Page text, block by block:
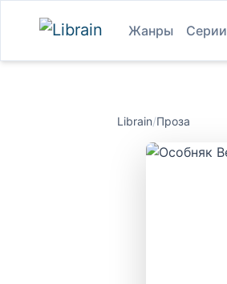
Жанры Серии
Librain/Проза